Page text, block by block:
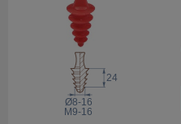
24
Ø8-16
M9-16